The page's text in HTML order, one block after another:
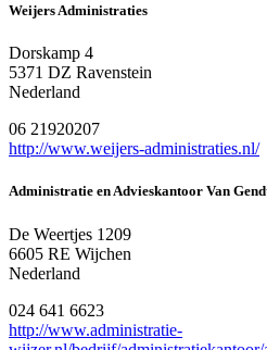
Weijers Administraties
Dorskamp 4
5371 DZ Ravenstein
Nederland
06 21920207
http://www.weijers-administraties.nl/
Administratie en Advieskantoor Van
De Weertjes 1209
6605 RE Wijchen
Nederland
024 641 6623
http://www.administratie-